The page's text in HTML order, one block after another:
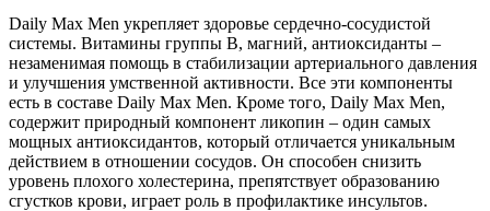
Daily Max Men укрепляет здоровье сердечно-сосудистой
системы. Витамины группы В, магний, антиоксиданты –
незаменимая помощь в стабилизации артериального давления
и улучшения умственной активности. Все эти компоненты
есть в составе Daily Max Men. Кроме того, Daily Max Men,
содержит природный компонент ликопин – один самых
мощных антиоксидантов, который отличается уникальным
действием в отношении сосудов. Он способен снизить
уровень плохого холестерина, препятствует образованию
сгустков крови, играет роль в профилактике инсультов.